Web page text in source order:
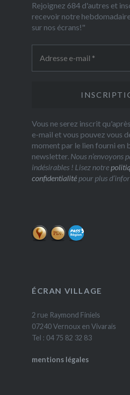
Rejoignez 684 d'autres et
recevoir notre
sur nos écrans!"
Vous ne serez inscrit
e-mail et vous pouvez vous
moment par le lien fourni en
newsletter. Nous n’envoyons
indésirables ! Lisez notre
confidentialitépour plus
ÉCRAN VILLAGE
2 rue Raymond Finiels
07240 Vernoux en Vivarais
Tel : 04 75 82 32 83
mentions légales